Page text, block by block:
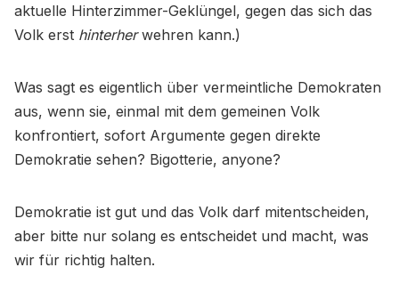
aktuelle Hinterzimmer-Geklüngel, gegen das sich das
Volk erst hinterherwehren kann.)
Was sagt es eigentlich über vermeintliche Demokraten
aus, wenn sie, einmal mit dem gemeinen Volk
konfrontiert, sofort Argumente gegen direkte
Demokratie sehen? Bigotterie, anyone?
Demokratie ist gut und das Volk darf mitentscheiden,
aber bitte nur solang es entscheidet und macht, was
wir für richtig halten.